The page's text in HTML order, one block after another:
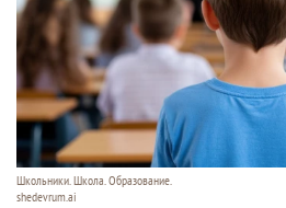
Школьники. Школа. Образование.
shedevrum.ai